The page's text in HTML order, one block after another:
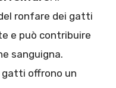
ronfare dei gatti
e può contribuire
sanguigna.
gatti offrono un